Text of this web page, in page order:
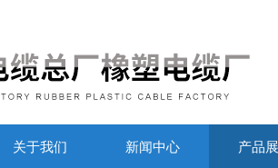
关于我们 新闻中心 产品